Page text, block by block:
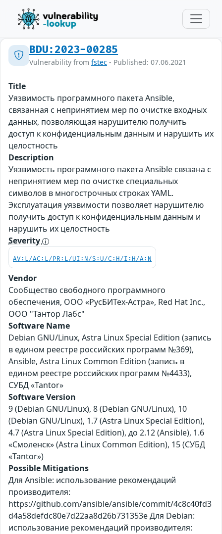
BDU:2023-00285
Vulnerability from fstec - Published: 07.06.2021
Title
Уязвимость программного пакета Ansible,
связанная с непринятием мер по очистке входных
данных, позволяющая нарушителю получить
доступ к конфиденциальным данным и нарушить их
целостность
Description
Уязвимость программного пакета Ansible связана с
непринятием мер по очистке специальных
символов в многострочных строках YAML.
Эксплуатация уязвимости позволяет нарушителю
получить доступ к конфиденциальным данным и
нарушить их целостность
Severity
AV:L/AC:L/PR:L/UI:N/S:U/C:H/I:H/A:N
Vendor
Сообщество свободного программного
обеспечения, ООО «РусБИТех-Астра», Red Hat Inc.,
ООО "Тантор Лабс"
Software Name
Debian GNU/Linux, Astra Linux Special Edition (запись
в едином реестре российских программ №369),
Ansible, Astra Linux Common Edition (запись в
едином реестре российских программ №4433),
СУБД «Tantor»
Software Version
9 (Debian GNU/Linux), 8 (Debian GNU/Linux), 10
(Debian GNU/Linux), 1.7 (Astra Linux Special Edition),
4.7 (Astra Linux Special Edition), до 2.12 (Ansible), 1.6
«Смоленск» (Astra Linux Common Edition), 15 (СУБД
«Tantor»)
Possible Mitigations
Для Ansible: использование рекомендаций
производителя:
https://github.com/ansible/ansible/commit/4c8c40fd3
d4a58defdc80e7d22aa8d26b731353e Для Debian:
использование рекомендаций производителя: